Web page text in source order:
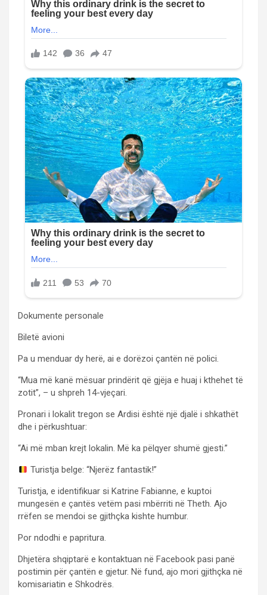
Dokumente personale
Biletë avioni
Pa u menduar dy herë, ai e dorëzoi çantën në polici.
“Mua më kanë mësuar prindërit që gjëja e huaj i kthehet të
zotit”, – u shpreh 14-vjeçari.
Pronari i lokalit tregon se Ardisi është një djalë i shkathët
dhe i përkushtuar:
“Ai më mban krejt lokalin. Më ka pëlqyer shumë gjesti.”
Turistja belge: “Njerëz fantastik!”
Turistja, e identifikuar si Katrine Fabianne, e kuptoi
mungesën e çantës vetëm pasi mbërriti në Theth. Ajo
rrëfen se mendoi se gjithçka kishte humbur.
Por ndodhi e papritura.
Dhjetëra shqiptarë e kontaktuan në Facebook pasi panë
postimin për çantën e gjetur. Në fund, ajo mori gjithçka në
komisariatin e Shkodrës.